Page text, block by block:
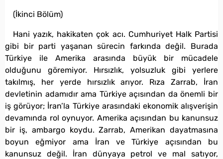
(İkinci Bölüm)
Hani yazık, hakikaten çok acı. Cumhuriyet Halk Partisi
gibi bir parti yaşanan sürecin farkında değil. Burada
Türkiye ile Amerika arasında büyük bir mücadele
olduğunu göremiyor. Hırsızlık, yolsuzluk gibi yerlere
takılmış, her yerde hırsızlık arıyor. Rıza Zarrab, İran
devletinin adamıdır ama Türkiye açısından da önemli bir
iş görüyor; İran’la Türkiye arasındaki ekonomik alışverişin
devamında rol oynuyor. Amerika açısından bu kanunsuz
bir iş, ambargo koydu. Zarrab, Amerikan dayatmasına
boyun eğmiyor ama İran ve Türkiye açısından bu
kanunsuz değil. İran dünyaya petrol ve mal satıyor,